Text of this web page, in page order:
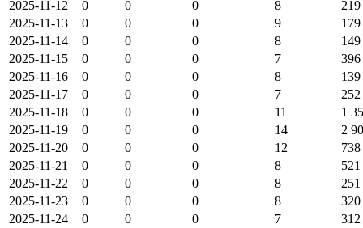
2025-11-12
0 0 0 8
219
2025-11-13
0 0 0 9
179
2025-11-14
0 0 0 8
149
2025-11-15
0 0 0 7
396
2025-11-16
0 0 0 8
139
2025-11-17
0 0 0 7
252
2025-11-18
0 0 0 11
1
2025-11-19
0 0 0 14
2
2025-11-20
0 0 0 12
738
2025-11-21
0 0 0 8
521
2025-11-22
0 0 0 8
251
2025-11-23
0 0 0 8
320
2025-11-24
0 0 0 7
312